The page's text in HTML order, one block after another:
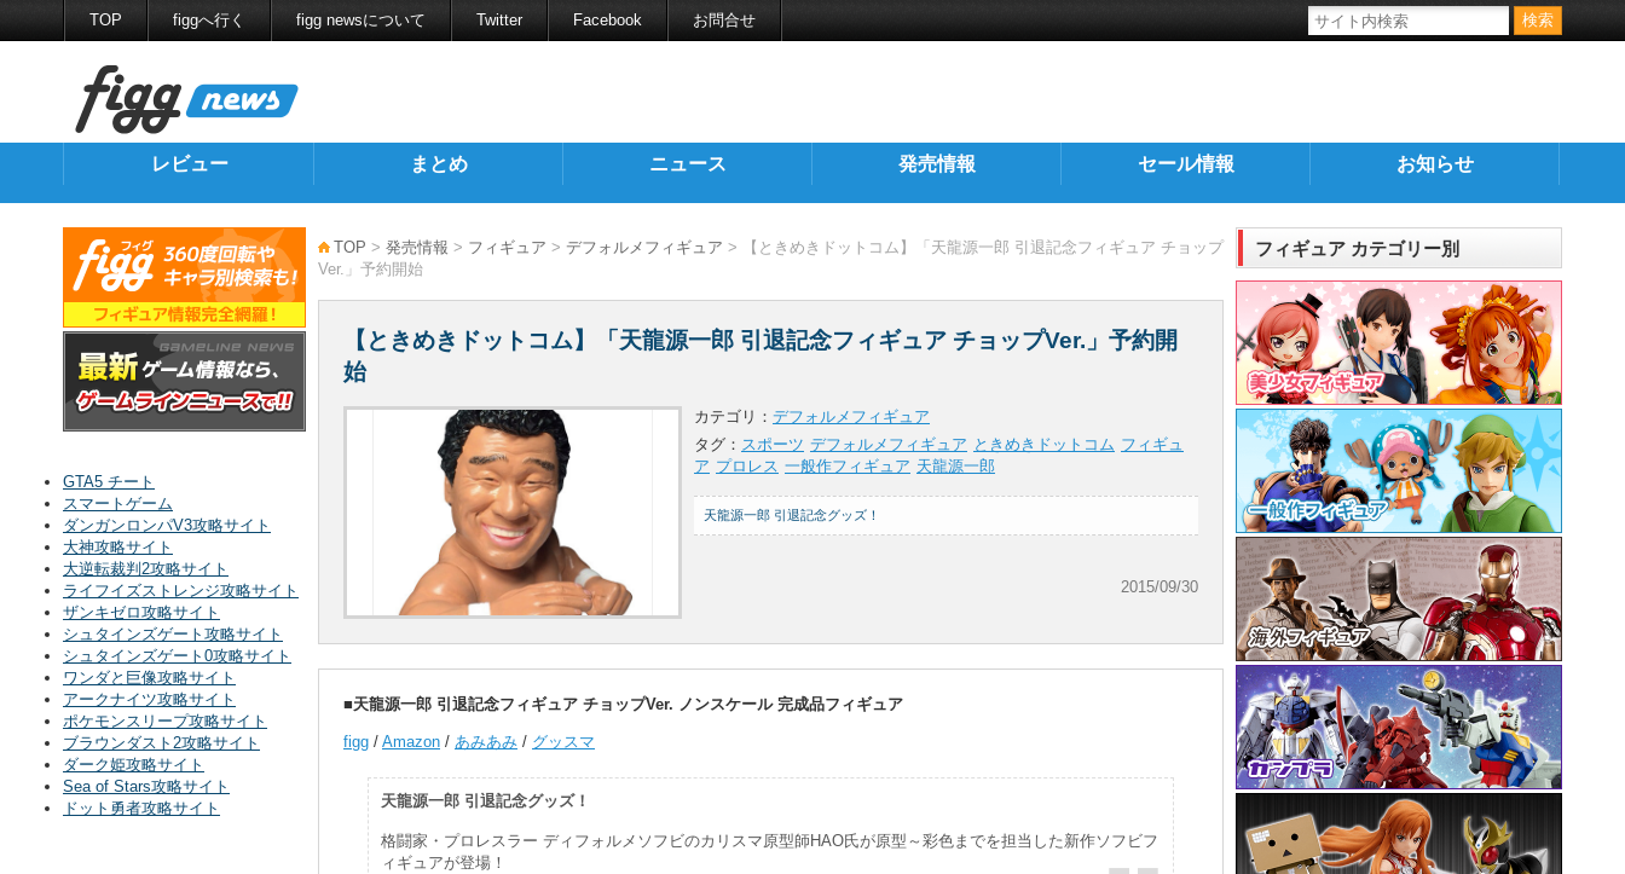
TOP figgへ行く figg newsについて Twitter Facebook お問合せ
レビュー まとめ ニュース 発売情報 セール情報 お知らせ
TOP > 発売情報 > フィギュア > デフォルメフィギュア > 【ときめきドットコム】「天龍源一郎 引退記念フィギュア チョップ
Ver.」予約開始
【ときめきドットコム】「天龍源一郎 引退記念フィギュア チョップVer.」予約開
始
カテゴリ： デフォルメフィギュア
タグ： スポーツ デフォルメフィギュア ときめきドットコム フィギュ
ア プロレス 一般作フィギュア 天龍源一郎
2015/09/30
天龍源一郎 引退記念グッズ！
■天龍源一郎 引退記念フィギュア チョップVer. ノンスケール 完成品フィギュア
figg / Amazon / あみあみ / グッスマ
天龍源一郎 引退記念グッズ！
格闘家・プロレスラー ディフォルメソフビのカリスマ原型師HAO氏が原型～彩色までを担当した新作ソフビフ
ィギュアが登場！
GTA5 チート
スマートゲーム
ダンガンロンパV3攻略サイト
大神攻略サイト
大逆転裁判2攻略サイト
ライフイズストレンジ攻略サイト
ザンキゼロ攻略サイト
シュタインズゲート攻略サイト
シュタインズゲート0攻略サイト
ワンダと巨像攻略サイト
アークナイツ攻略サイト
ポケモンスリープ攻略サイト
ブラウンダスト2攻略サイト
ダーク姫攻略サイト
Sea of Stars攻略サイト
ドット勇者攻略サイト
フィギュア カテゴリー別